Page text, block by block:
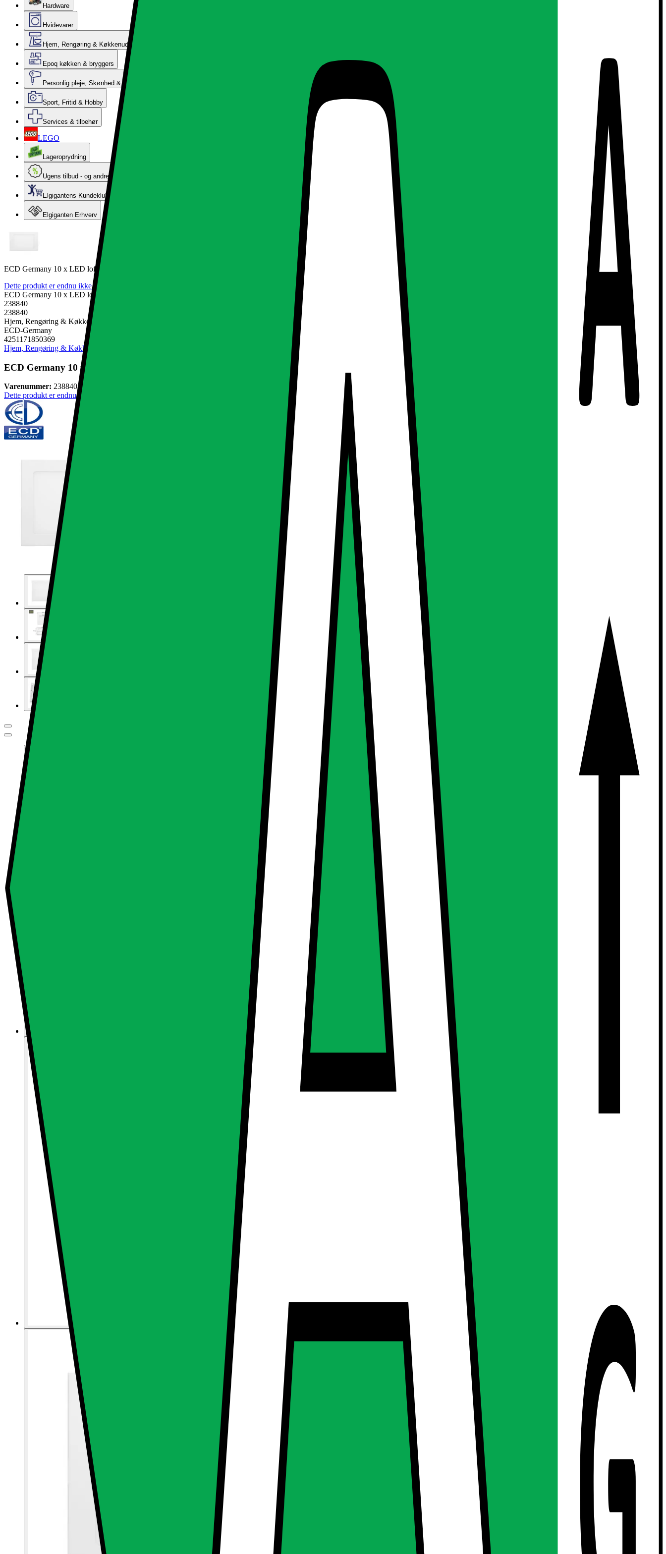
Hardware
Hvidevarer
Hjem, Rengøring & Køkkenudstyr
Epoq køkken & bryggers
Personlig pleje, Skønhed & Velvære
Sport, Fritid & Hobby
Services & tilbehør
LEGO
Lageroprydning
Ugens tilbud - og andre gode priser
Elgigantens Kundeklub
Elgiganten Erhverv
ECD Germany 10 x LED loftlampe 18W | AC 220-240V | 1213 lumen | 220 x 220 mm |
Dette produkt er endnu ikke blevet bedømt.
ECD Germany 10 x LED loftlampe 18W | AC 220-240V | 1213 lumen | 220 x 220 mm |
238840
238840
Hjem, Rengøring & Køkkenudstyr, El & belysning, Lamper & belysning, Udendørsbelysning
ECD-Germany
4251171850369
Hjem, Rengøring & Køkkenudstyr
ECD Germany 10 x LED loftlampe 18W | AC 220-240V | 1213 lumen | 220 x 220 mm |
Varenummer: 238840
Dette produkt er endnu ikke blevet bedømt.